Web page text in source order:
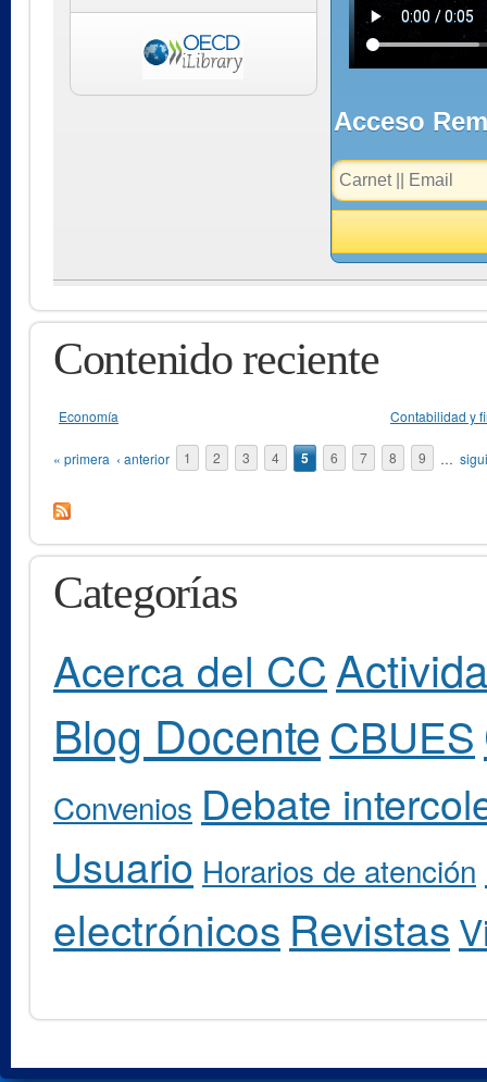
Contenido reciente
Economía Contabilidad y
Páginas
« primera ‹ anterior 1 2 3 4 5 6 7 8 9 …
Categorías
Acerca del CC
Blog Docente CBUES
Convenios Debate
Usuario Horarios de atención
electrónicos Revistas